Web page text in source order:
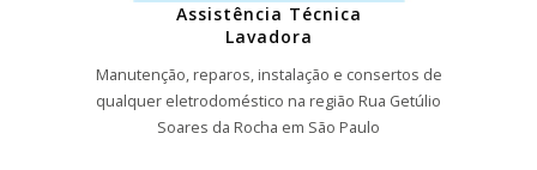
Assistência Técnica
Lavadora
Manutenção, reparos, instalação e consertos de
qualquer eletrodoméstico na região Rua Getúlio
Soares da Rocha em São Paulo